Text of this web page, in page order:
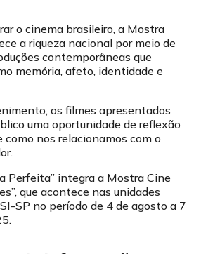
o cinema brasileiro, a Mostra
a riqueza nacional por meio de
contemporâneas que
memória, afeto, identidade e
os filmes apresentados
uma oportunidade de reflexão
como nos relacionamos com o
Perfeita” integra a Mostra Cine
que acontece nas unidades
SP no período de 4 de agosto a 7